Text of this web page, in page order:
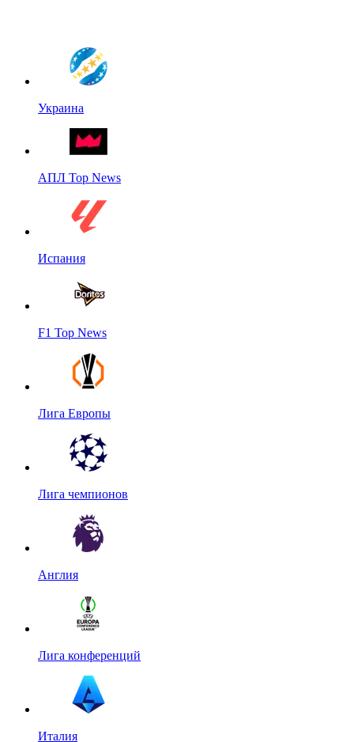
Украина
АПЛ Top News
Испания
F1 Top News
Лига Европы
Лига чемпионов
Англия
Лига конференций
Италия